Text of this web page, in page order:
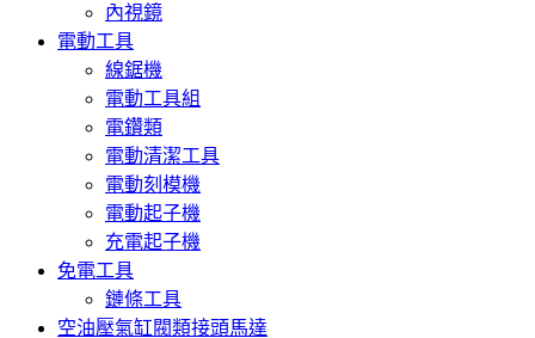
內視鏡
電動工具
線鋸機
電動工具組
電鑽類
電動清潔工具
電動刻模機
電動起子機
充電起子機
免電工具
鏈條工具
空油壓氣缸閥類接頭馬達